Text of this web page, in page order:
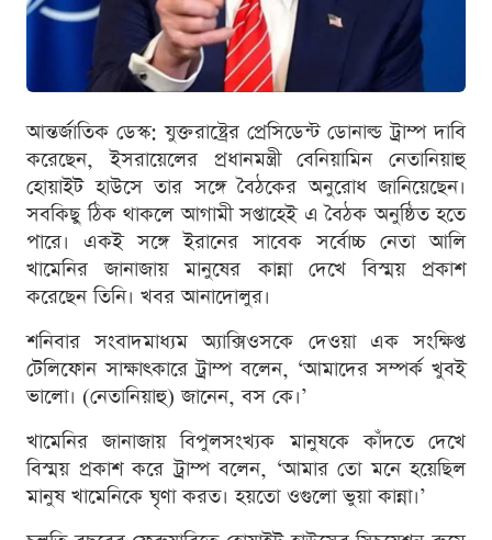
আন্তর্জাতিক ডেস্ক: যুক্তরাষ্ট্রের প্রেসিডেন্ট ডোনাল্ড ট্রাম্প দাবি
করেছেন, ইসরায়েলের প্রধানমন্ত্রী বেনিয়ামিন নেতানিয়াহু
হোয়াইট হাউসে তার সঙ্গে বৈঠকের অনুরোধ জানিয়েছেন।
সবকিছু ঠিক থাকলে আগামী সপ্তাহেই এ বৈঠক অনুষ্ঠিত হতে
পারে। একই সঙ্গে ইরানের সাবেক সর্বোচ্চ নেতা আলি
খামেনির জানাজায় মানুষের কান্না দেখে বিস্ময় প্রকাশ
করেছেন তিনি। খবর আনাদোলুর।
শনিবার সংবাদমাধ্যম অ্যাক্সিওসকে দেওয়া এক সংক্ষিপ্ত
টেলিফোন সাক্ষাৎকারে ট্রাম্প বলেন, ‘আমাদের সম্পর্ক খুবই
ভালো। (নেতানিয়াহু) জানেন, বস কে।’
খামেনির জানাজায় বিপুলসংখ্যক মানুষকে কাঁদতে দেখে
বিস্ময় প্রকাশ করে ট্রাম্প বলেন, ‘আমার তো মনে হয়েছিল
মানুষ খামেনিকে ঘৃণা করত। হয়তো ওগুলো ভুয়া কান্না।’